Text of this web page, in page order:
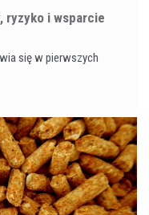
ryzyko i wsparcie
się w pierwszych